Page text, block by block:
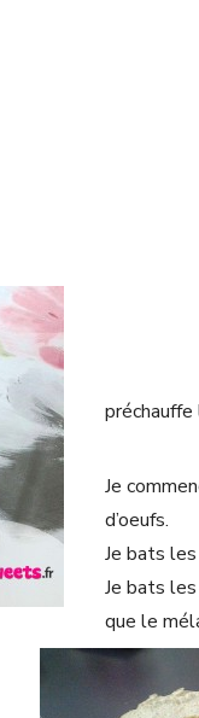
Je
d’oeufs.
Je bats
Je bats les
que le